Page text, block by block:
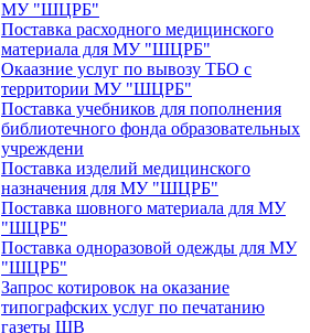
МУ "ШЦРБ"
Поставка расходного медицинского
материала для МУ "ШЦРБ"
Окаазние услуг по вывозу ТБО с
территории МУ "ШЦРБ"
Поставка учебников для пополнения
библиотечного фонда образовательных
учреждени
Поставка изделий медицинского
назначения для МУ "ШЦРБ"
Поставка шовного материала для МУ
"ШЦРБ"
Поставка одноразовой одежды для МУ
"ШЦРБ"
Запрос котировок на оказание
типографских услуг по печатанию
газеты ШВ